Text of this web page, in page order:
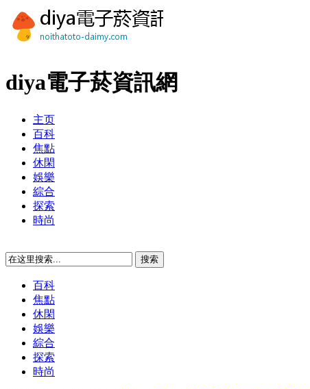
diya電子菸資訊網
主页
百科
焦點
休閑
娛樂
綜合
探索
時尚
百科
焦點
休閑
娛樂
綜合
探索
時尚